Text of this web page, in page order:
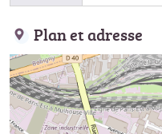
Plan et adresse